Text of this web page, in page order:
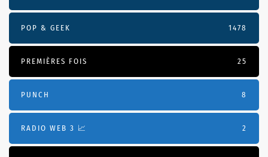
POP & GEEK 1478
PREMIÈRES FOIS 25
PUNCH 8
RADIO WEB 3 📈 2